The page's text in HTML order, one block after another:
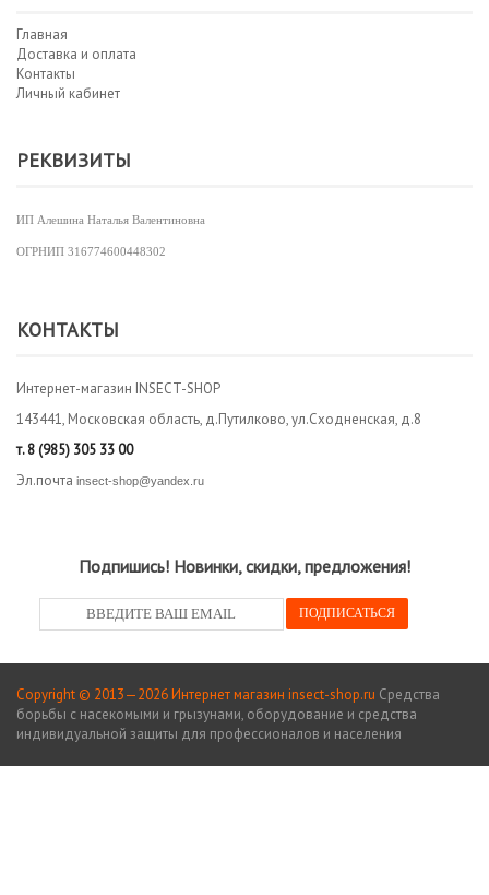
Главная
Доставка и оплата
Контакты
Личный кабинет
РЕКВИЗИТЫ
ИП Алешина Наталья Валентиновна
ОГРНИП 316774600448302
КОНТАКТЫ
Интернет-магазин INSECT-SHOP
143441, Московская область, д.Путилково, ул.Сходненская, д.8
т.8 (985) 305 33 00
Эл.почта insect-shop@yandex.ru
Подпишись! Новинки, скидки, предложения!
Copyright © 2013—2026 Интернет магазин insect-shop.ru Средства
борьбы с насекомыми и грызунами, оборудование и средства
индивидуальной защиты для профессионалов и населения